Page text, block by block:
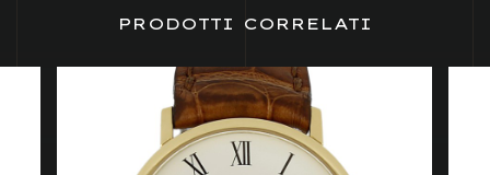
PRODOTTI CORRELATI